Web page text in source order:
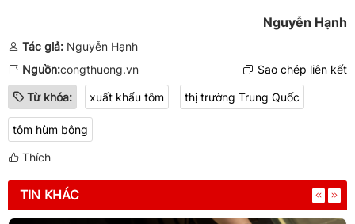
Nguyễn Hạnh
Tác giả: Nguyễn Hạnh
Nguồn:congthuong.vn Sao chép liên kết
Từ khóa: xuất khẩu tôm thị trường Trung Quốc
tôm hùm bông
Thích
TIN KHÁC